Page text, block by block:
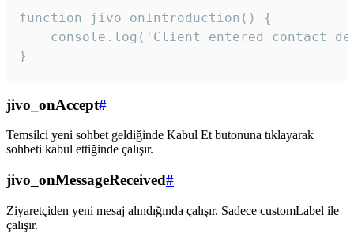
function jivo_onIntroduction() {
console.log('Client entered contact
}
jivo_onAccept#
Temsilci yeni sohbet geldiğinde Kabul Et butonuna tıklayarak
sohbeti kabul ettiğinde çalışır.
jivo_onMessageReceived#
Ziyaretçiden yeni mesaj alındığında çalışır. Sadece customLabel ile
çalışır.